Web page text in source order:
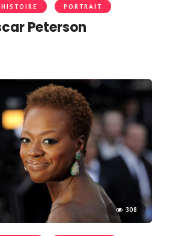
HISTOIRE PORTRAIT
Peterson
308